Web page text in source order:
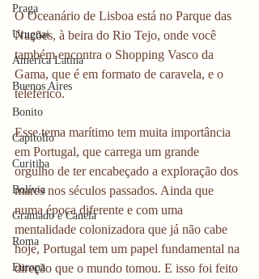
Praga
Uruguai
América Latina
Buenos Aires
Bonito
Capitólio
Curitiba
Bolívia
Gramado e Canela
Roma
Europa
O Oceanário de Lisboa está no Parque das
Nações, à beira do Rio Tejo, onde você
também encontra o Shopping Vasco da
Gama, que é em formato de caravela, e o
teleférico.
Esse tema marítimo tem muita importância
em Portugal, que carrega um grande
orgulho de ter encabeçado a exploração dos
mares nos séculos passados. Ainda que
numa época diferente e com uma
mentalidade colonizadora que já não cabe
hoje, Portugal tem um papel fundamental na
direção que o mundo tomou. E isso foi feito